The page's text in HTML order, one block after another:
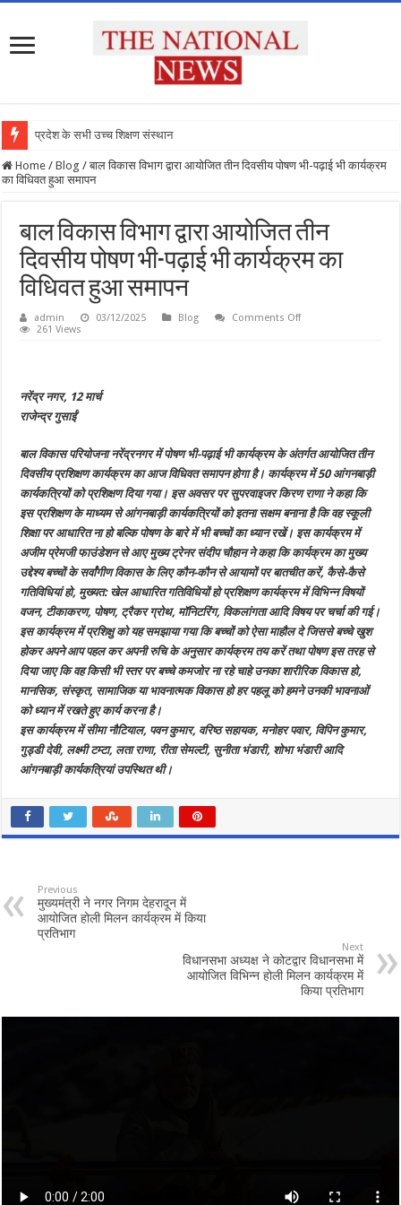
प्रदेश के सभी उच्च शिक्षण संस्थानों क
Home / Blog / बाल विकास विभाग द्वारा आयोजित तीन दिवसीय पोषण भी-पढ़ाई भी कार्यक्रम
का विधिवत हुआ समापन
बाल विकास विभाग द्वारा आयोजित तीन
दिवसीय पोषण भी-पढ़ाई भी कार्यक्रम का
विधिवत हुआ समापन
admin 03/12/2025 Blog Comments Offon
कार्यक्रम
का
विधिवत
हुआ
समापन
261 Views
नरेंद्र नगर, 12 मार्च
राजेन्द्र गुसाईं
बाल विकास परियोजना नरेंद्रनगर में पोषण भी-पढ़ाई भी कार्यक्रम के अंतर्गत आयोजित तीन
दिवसीय प्रशिक्षण कार्यक्रम का आज विधिवत समापन होगा है। कार्यक्रम में 50 आंगनबाड़ी
कार्यकत्रियों को प्रशिक्षण दिया गया। इस अवसर पर सुपरवाइजर किरण राणा ने कहा कि
इस प्रशिक्षण के माध्यम से आंगनबाड़ी कार्यकत्रियों को इतना सक्षम बनाना है कि वह स्कूली
शिक्षा पर आधारित ना हो बल्कि पोषण के बारे में भी बच्चों का ध्यान रखें। इस कार्यक्रम में
अजीम प्रेमजी फाउंडेशन से आए मुख्य ट्रेनर संदीप चौहान ने कहा कि कार्यक्रम का मुख्य
उद्देश्य बच्चों के सर्वांगीण विकास के लिए कौन-कौन से आयामों पर बातचीत करें, कैसे-कैसे
गतिविधियां हो, मुख्यत: खेल आधारित गतिविधियों हो प्रशिक्षण कार्यक्रम में विभिन्न विषयों
वजन, टीकाकरण, पोषण, ट्रैकर ग्रोथ, मॉनिटरिंग, विकलांगता आदि विषय पर चर्चा की गई।
इस कार्यक्रम में प्रशिक्षु को यह समझाया गया कि बच्चों को ऐसा माहौल दे जिससे बच्चे खुश
होकर अपने आप पहल कर अपनी रुचि के अनुसार कार्यक्रम तय करें तथा पोषण इस तरह से
दिया जाए कि वह किसी भी स्तर पर बच्चे कमजोर ना रहे चाहे उनका शारीरिक विकास हो,
मानसिक, संस्कृत, सामाजिक या भावनात्मक विकास हो हर पहलू को हमने उनकी भावनाओं
को ध्यान में रखते हुए कार्य करना है।
इस कार्यक्रम में सीमा नौटियाल, पवन कुमार, वरिष्ठ सहायक, मनोहर पवार, विपिन कुमार,
गुड्डी देवी, लक्ष्मी टम्टा, लता राणा, रीता सेमल्टी, सुनीता भंडारी, शोभा भंडारी आदि
आंगनबाड़ी कार्यकत्रियां उपस्थित थी।
Previous
मुख्यमंत्री ने नगर निगम देहरादून में
आयोजित होली मिलन कार्यक्रम में किया
प्रतिभाग
Next
विधानसभा अध्यक्ष ने कोटद्वार विधानसभा में
आयोजित विभिन्न होली मिलन कार्यक्रम में
किया प्रतिभाग